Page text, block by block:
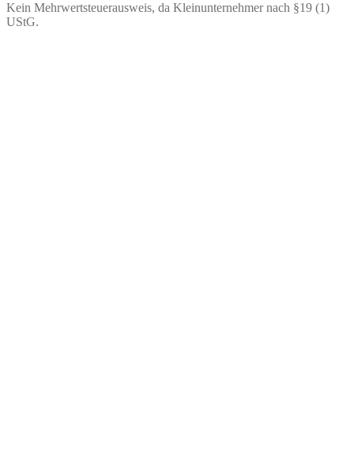
Kein Mehrwertsteuerausweis, da Kleinunternehmer nach §19 (1)
UStG.